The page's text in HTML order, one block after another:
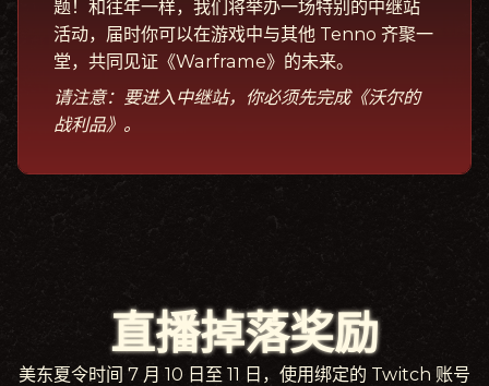
题！和往年一样，我们将举办一场特别的中继站
活动，届时你可以在游戏中与其他 Tenno 齐聚一
堂，共同见证《Warframe》的未来。
请注意：要进入中继站，你必须先完成《沃尔的
战利品》。
直播掉落奖励
美东夏令时间 7 月 10 日至 11 日，使用绑定的 Twitch 账号